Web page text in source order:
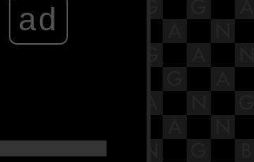
ระสูตรที่ 45]
หลักถัดไป คือจูฬธรรม
พระสูตรที่ 45]
หลักถัดไป คือมหา
ad